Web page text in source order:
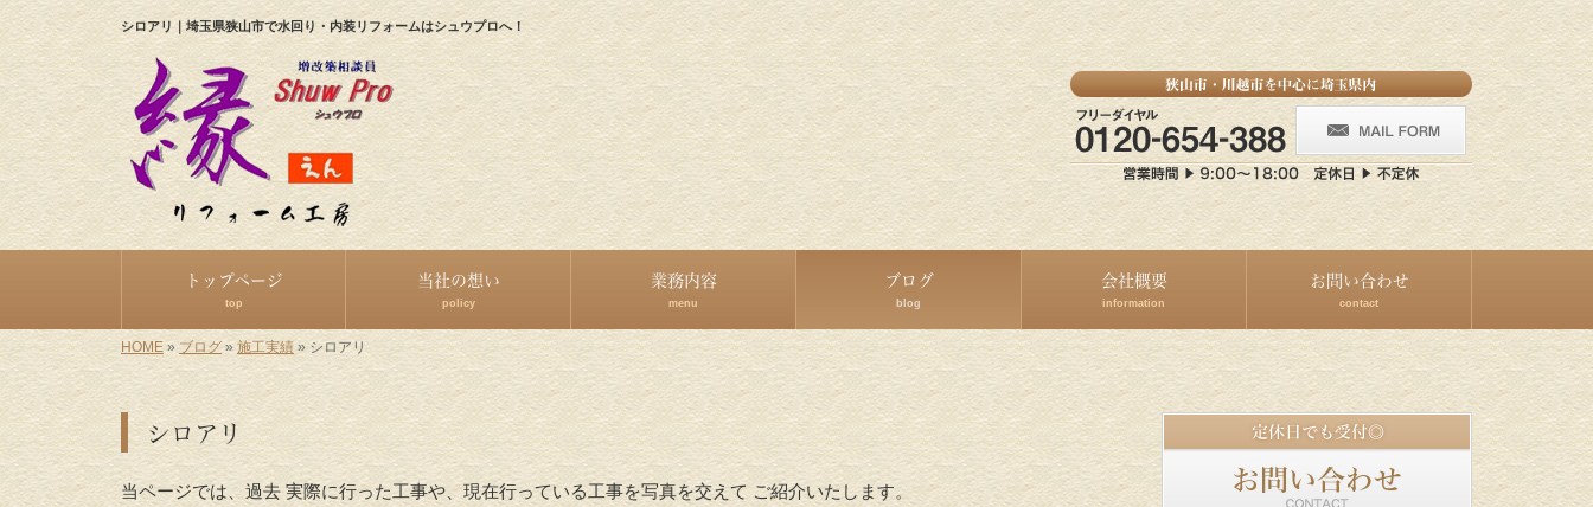
シロアリ｜埼玉県狭山市で水回り・内装リフォームはシュウプロへ！
トップページ
top
当社の想い
policy
業務内容
menu
ブログ
blog
会社概要
information
お問い合わせ
contact
HOME» ブログ » 施工実績 » シロアリ
シロアリ
当ページでは、過去 実際に行った工事や、現在行っている工事を写真を交えて ご紹介いたします。